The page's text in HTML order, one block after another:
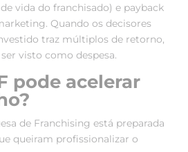
vida do franchisado) e payback
Quando os decisores
traz múltiplos de retorno,
visto como despesa.
pode acelerar
de Franchising está preparada
queiram profissionalizar o